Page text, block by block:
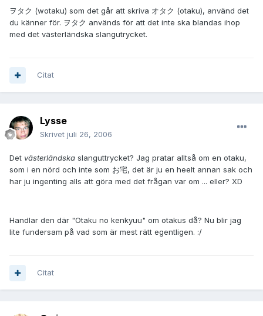
ヲタク (wotaku) som det går att skriva オタク (otaku), använd det
du känner för. ヲタク används för att det inte ska blandas ihop
med det västerländska slangutrycket.
Citat
Lysse
Skrivet juli 26, 2006
Det västerländska slanguttrycket? Jag pratar alltså om en otaku,
som i en nörd och inte som お宅, det är ju en heelt annan sak och
har ju ingenting alls att göra med det frågan var om ... eller? XD
Handlar den där "Otaku no kenkyuu" om otakus då? Nu blir jag
lite fundersam på vad som är mest rätt egentligen. :/
Citat